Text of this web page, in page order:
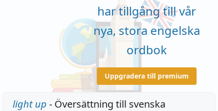
har tillgång till vår
nya, stora engelska
ordbok
Uppgradera till premium
light up - Översättning till svenska